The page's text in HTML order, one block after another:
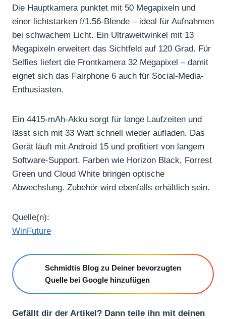
Die Hauptkamera punktet mit 50 Megapixeln und
einer lichtstarken f/1.56-Blende – ideal für Aufnahmen
bei schwachem Licht. Ein Ultraweitwinkel mit 13
Megapixeln erweitert das Sichtfeld auf 120 Grad. Für
Selfies liefert die Frontkamera 32 Megapixel – damit
eignet sich das Fairphone 6 auch für Social-Media-
Enthusiasten.
Ein 4415-mAh-Akku sorgt für lange Laufzeiten und
lässt sich mit 33 Watt schnell wieder aufladen. Das
Gerät läuft mit Android 15 und profitiert von langem
Software-Support. Farben wie Horizon Black, Forrest
Green und Cloud White bringen optische
Abwechslung. Zubehör wird ebenfalls erhältlich sein.
Quelle(n):
WinFuture
Schmidtis Blog zu Deiner bevorzugten
Quelle bei Google hinzufügen
Gefällt dir der Artikel? Dann teile ihn mit deinen